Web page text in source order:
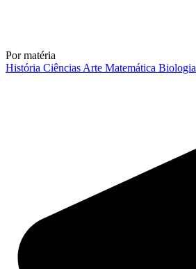
Por matéria
História Ciências Arte Matemática Biologia